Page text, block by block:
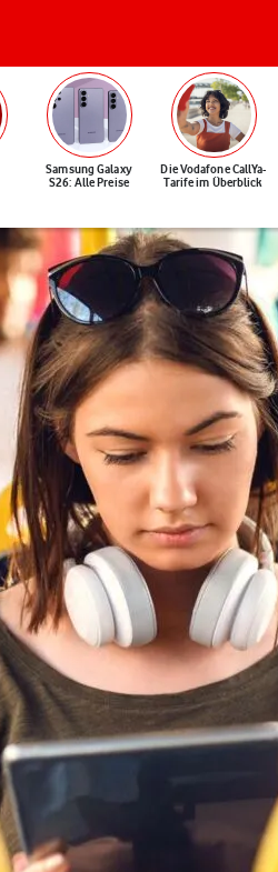
Samsung Galaxy
S26: Alle Preise
Die Vodafone CallYa-
Tarife im Überblick